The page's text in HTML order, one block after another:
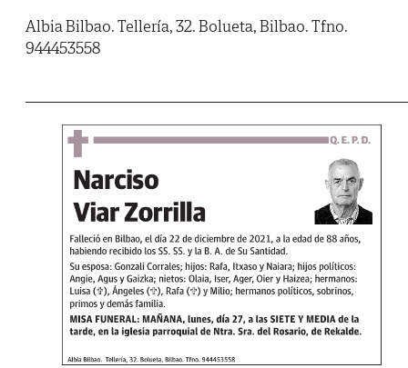
Albia Bilbao. Tellería, 32. Bolueta, Bilbao. Tfno.
944453558